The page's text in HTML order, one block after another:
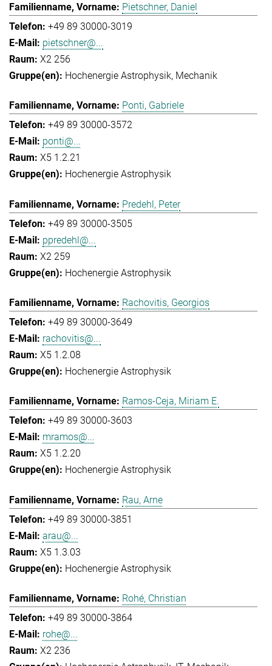
Pietschner, Daniel
+49 89 30000-3019
pietschner@...
X2 256
Hochenergie Astrophysik Mechanik
Ponti, Gabriele
+49 89 30000-3572
ponti@...
X5 1.2.21
Hochenergie Astrophysik
Predehl, Peter
+49 89 30000-3505
ppredehl@...
X2 259
Hochenergie Astrophysik
Rachovitis, Georgios
+49 89 30000-3649
rachovitis@...
X5 1.2.08
Hochenergie Astrophysik
Ramos-Ceja, Miriam E.
+49 89 30000-3603
mramos@...
X5 1.2.20
Hochenergie Astrophysik
Rau, Arne
+49 89 30000-3851
arau@...
X5 1.3.03
Hochenergie Astrophysik
Rohé, Christian
+49 89 30000-3864
rohe@...
X2 236